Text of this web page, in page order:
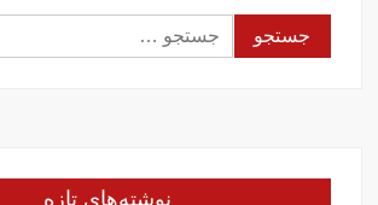
جستجو
برای:
نوشته‌های تازه